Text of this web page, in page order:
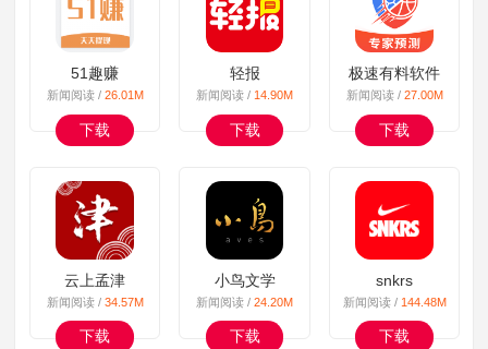
51趣赚
新闻阅读 / 26.01M
下载
轻报
新闻阅读 / 14.90M
下载
极速有料软件
新闻阅读 / 27.00M
下载
云上孟津
新闻阅读 / 34.57M
下载
小鸟文学
新闻阅读 /24.20M
下载
snkrs
新闻阅读 / 144.48M
下载